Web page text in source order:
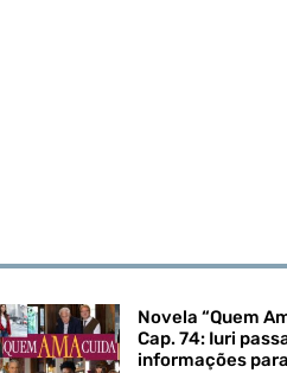
Novela “Quem
Cap. 74: Iuri
informações